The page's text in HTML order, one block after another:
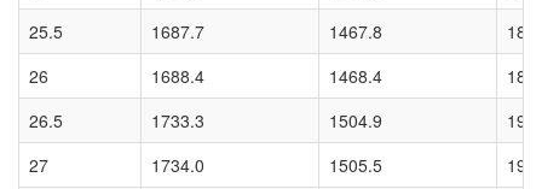
25.5
1687.7 1467.8
26
1688.4 1468.4
26.5
1733.3 1504.9
27
1734.0 1505.5